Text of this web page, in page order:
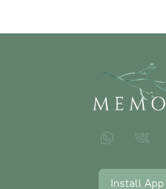
Install App